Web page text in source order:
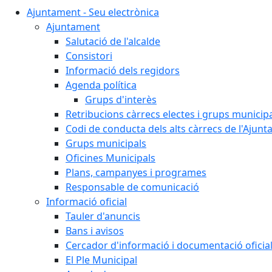
Ajuntament - Seu electrònica
Ajuntament
Salutació de l'alcalde
Consistori
Informació dels regidors
Agenda política
Grups d'interès
Retribucions càrrecs electes i grups
Codi de conducta dels alts càrrecs de
Grups municipals
Oficines Municipals
Plans, campanyes i programes
Responsable de comunicació
Informació oficial
Tauler d'anuncis
Bans i avisos
Cercador d'informació i documentació
El Ple Municipal